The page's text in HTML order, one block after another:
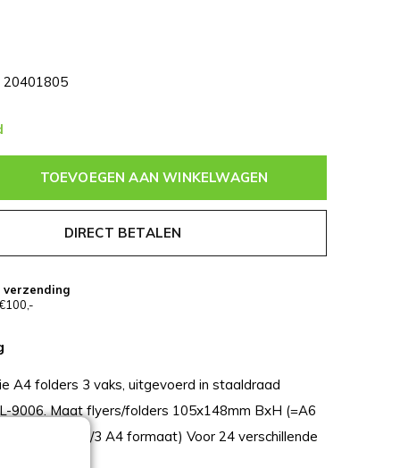
20401805
TOEVOEGEN AAN WINKELWAGEN
DIRECT BETALEN
verzending
A4 folders 3 vaks, uitgevoerd in staaldraad
9006. Maat flyers/folders 105x148mm BxH (=A6
(=1/3 A4 formaat) Voor 24 verschillende